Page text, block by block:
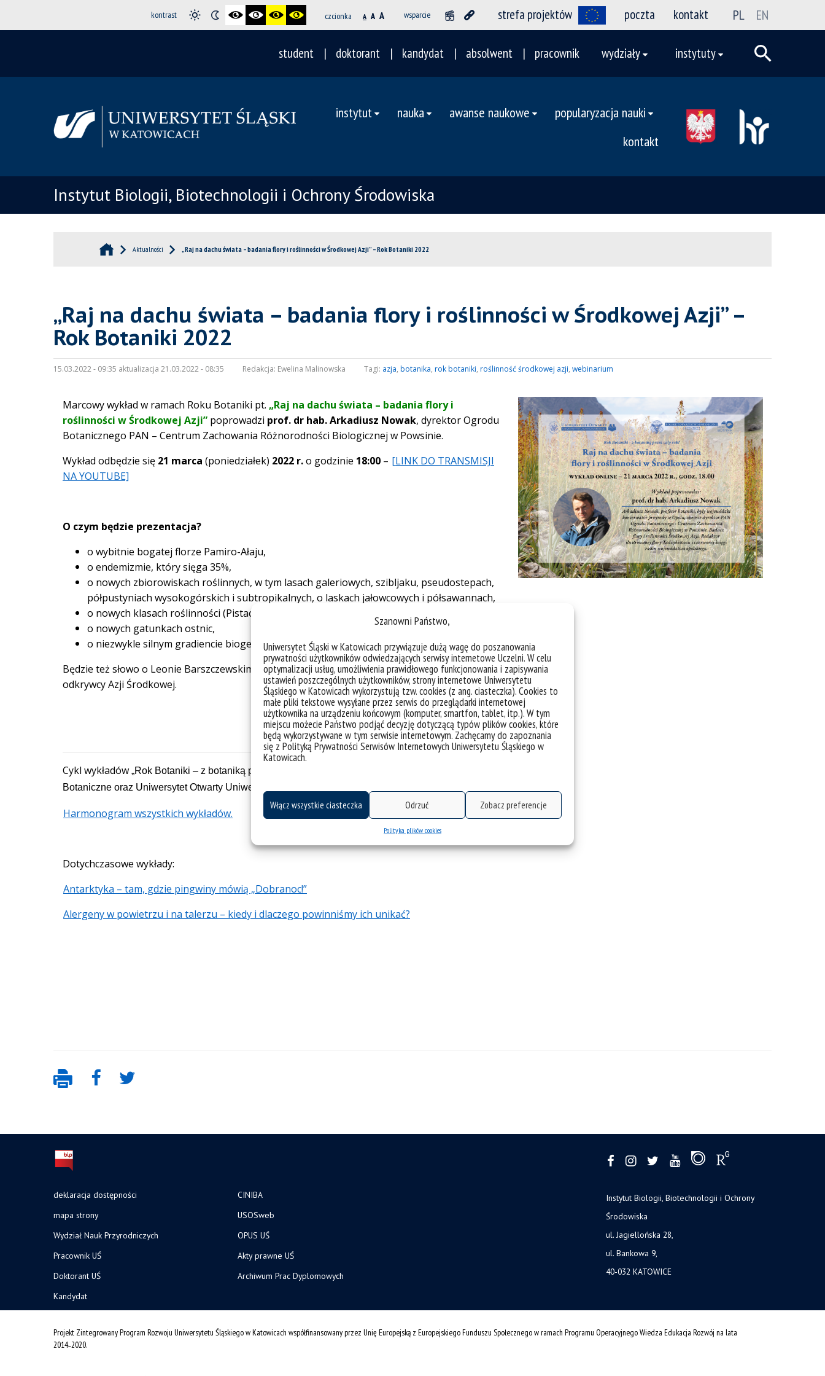
Szanowni Państwo,
Uniwersytet Śląski w Katowicach przywiązuje dużą wagę do poszanowania
prywatności użytkowników odwiedzających serwisy internetowe Uczelni. W celu
optymalizacji usług, umożliwienia prawidłowego funkcjonowania i zapisywania
ustawień poszczególnych użytkowników, strony internetowe Uniwersytetu
Śląskiego w Katowicach wykorzystują tzw. cookies (z ang. ciasteczka). Cookies to
małe pliki tekstowe wysyłane przez serwis do przeglądarki internetowej
użytkownika na urządzeniu końcowym (komputer, smartfon, tablet, itp.). W tym
miejscu możecie Państwo podjąć decyzję dotyczącą typów plików cookies, które
będą wykorzystywane w tym serwisie internetowym. Zachęcamy do zapoznania
się z Polityką Prywatności Serwisów Internetowych Uniwersytetu Śląskiego w
Katowicach.
Włącz wszystkie ciasteczka Odrzuć Zobacz preferencje
Polityka plików cookies
kontrast czcionka A A A wsparcie strefa projektów poczta kontakt PL EN
student doktorant kandydat absolwent pracownik wydziały instytuty
instytut nauka awanse naukowe
popularyzacja nauki
kontakt
Instytut Biologii, Biotechnologii i Ochrony Środowiska
Aktualności „Raj na dachu świata – badania flory i roślinności w Środkowej Azji” – Rok Botaniki 2022
„Raj na dachu świata – badania flory i roślinności w Środkowej Azji” –
Rok Botaniki 2022
15.03.2022 - 09:35 aktualizacja 21.03.2022 - 08:35 Redakcja: Ewelina Malinowska Tagi: azja, botanika, rok botaniki, roślinność środkowej azji, webinarium
Marcowy wykład w ramach Roku Botaniki pt. „Raj na dachu świata – badania flory i
roślinności w Środkowej Azji” poprowadzi prof. dr hab. Arkadiusz Nowak, dyrektor Ogrodu
Botanicznego PAN – Centrum Zachowania Różnorodności Biologicznej w Powsinie.
Wykład odbędzie się 21 marca (poniedziałek) 2022 r.o godzinie 18:00 – [LINK DO TRANSMISJI
NA YOUTUBE]
O czym będzie prezentacja?
o wybitnie bogatej florze Pamiro-Ałaju,
o endemizmie, który sięga 35%,
o nowych zbiorowiskach roślinnych, w tym lasach galeriowych, szibljaku, pseudostepach,
półpustyniach wysokogórskich i subtropikalnych, o laskach jałowcowych i półsawannach,
o nowych klasach roślinności (Pistacietea i Ephedretea),
o nowych gatunkach ostnic,
o niezwykle silnym gradiencie biogeograficznym i podziale na Azję Środkową i Centralną.
Będzie też słowo o Leonie Barszczewskim – polskim przyrodniku w armii carskiej, wielkim
odkrywcy Azji Środkowej.
Cykl wykładów „Rok Botaniki – z botaniką przez cały rok!” współorganizują Polskie Towarzystwo
Botaniczne oraz Uniwersytet Otwarty Uniwersytetu Warszawskiego
Harmonogram wszystkich wykładów.
Dotychczasowe wykłady:
Antarktyka – tam, gdzie pingwiny mówią „Dobranoc!”
Alergeny w powietrzu i na talerzu – kiedy i dlaczego powinniśmy ich unikać?
deklaracja dostępności
mapa strony
Wydział Nauk Przyrodniczych
Pracownik UŚ
Doktorant UŚ
Kandydat
CINIBA
USOSweb
OPUS UŚ
Akty prawne UŚ
Archiwum Prac Dyplomowych
Instytut Biologii, Biotechnologii i Ochrony
Środowiska
ul. Jagiellońska 28,
ul. Bankowa 9,
40-032 KATOWICE
Projekt Zintegrowany Program Rozwoju Uniwersytetu Śląskiego w Katowicach współfinansowany przez Unię Europejską z Europejskiego Funduszu Społecznego w ramach Programu Operacyjnego Wiedza Edukacja Rozwój na lata
2014˗2020.